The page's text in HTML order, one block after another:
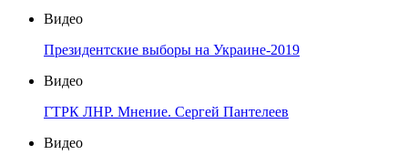
Видео
Президентские выборы на Украине-2019
Видео
ГТРК ЛНР. Мнение. Сергей Пантелеев
Видео